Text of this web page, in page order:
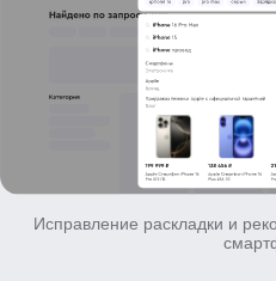
Исправление раскладки и